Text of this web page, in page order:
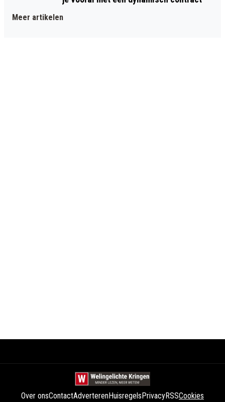
Meer artikelen
Over onsContactAdverterenHuisregelsPrivacyRSSCookies